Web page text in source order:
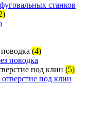
(4)
под клин (5)